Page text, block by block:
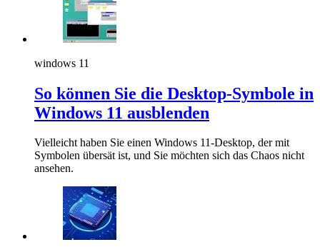
windows 11
So können Sie die Desktop-Symbole in
Windows 11 ausblenden
Vielleicht haben Sie einen Windows 11-Desktop, der mit
Symbolen übersät ist, und Sie möchten sich das Chaos nicht
ansehen.